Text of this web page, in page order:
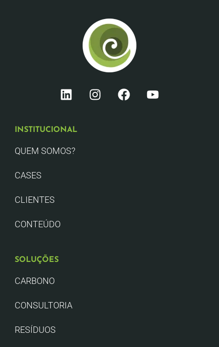
INSTITUCIONAL
QUEM SOMOS?
CASES
CLIENTES
CONTEÚDO
SOLUÇÕES
CARBONO
CONSULTORIA
RESÍDUOS